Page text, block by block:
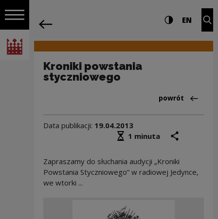
Włącz nawigację
Narodowe Centrum Kultury
Nawigacja Ustawienia i Wysoki
EN
Kroniki powstania
styczniowego
Powrót
powrót
Data publikacji: 19.04.2013
Średni czas czytania
1 minuta
Zapraszamy do słuchania audycji „Kroniki
Powstania Styczniowego” w radiowej Jedynce,
we wtorki ...